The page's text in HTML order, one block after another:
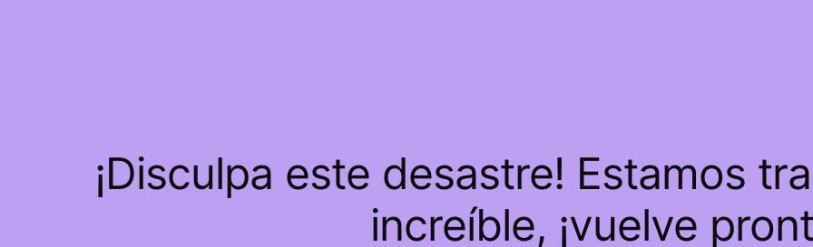
¡Disculpa este desastre! Estamos
increíble, ¡vuelve